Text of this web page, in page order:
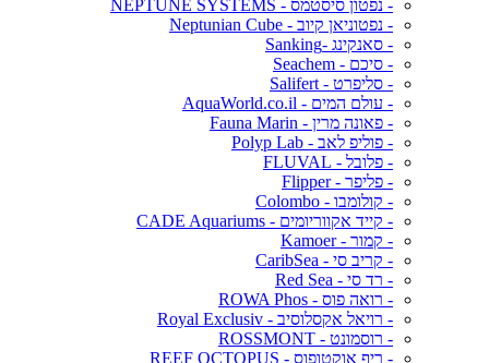
- נפטון סיסטמס - NEPTUNE SYSTEMS
- נפטוניאן קיוב - Neptunian Cube
- סאנקינג -Sanking
- סיכם - Seachem
- סליפרט - Salifert
- עולם המים - AquaWorld.co.il
- פאונה מרין - Fauna Marin
- פוליפ לאב - Polyp Lab
- פלובל - FLUVAL
- פליפר - Flipper
- קולומבו - Colombo
- קייד אקווריומים - CADE Aquariums
- קמור - Kamoer
- קריב סי - CaribSea
- רד סי - Red Sea
- רואה פוס - ROWA Phos
- רויאל אקסלוסיב - Royal Exclusiv
- רוסמונט - ROSSMONT
- ריף אוקטופוס - REEF OCTOPUS